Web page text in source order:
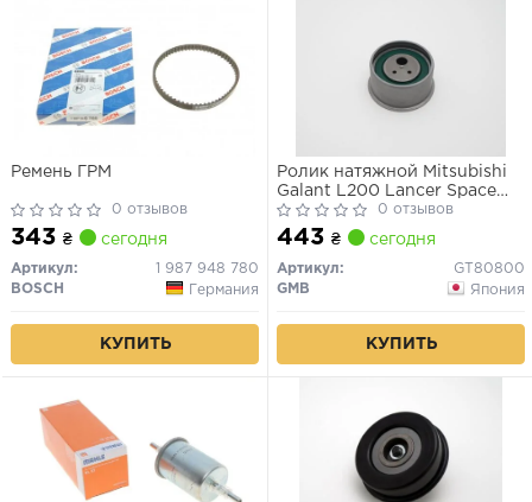
Ремень ГРМ
0 отзывов
343 ₴ сегодня
Артикул:
1 987 948 780
BOSCH
Германия
КУПИТЬ
Ролик натяжной Mitsubishi
Galant L200 Lancer Space
Wagon 2.0 2.4GDi 92-
0 отзывов
443 ₴ сегодня
Артикул:
GT80800
GMB
Япония
КУПИТЬ